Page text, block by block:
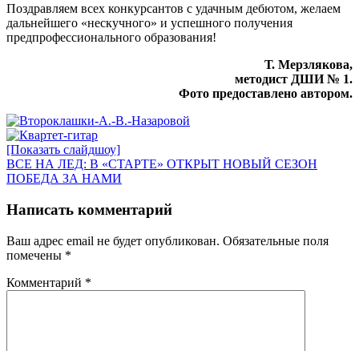
Поздравляем всех конкурсантов с удачным дебютом, желаем
дальнейшего «нескучного» и успешного получения
предпрофессионального образования!
Т. Мерзлякова,
методист ДШИ № 1.
Фото предоставлено автором.
[Показать слайдшоу]
Навигация
по
записям
Предыдущая
запись:
ВСЕ НА ЛЕД: В «СТАРТЕ» ОТКРЫТ НОВЫЙ СЕЗОН
Следующая
ПОБЕДА ЗА НАМИ
Написать комментарий
Ваш адрес email не будет опубликован. Обязательные поля
помечены *
Комментарий *